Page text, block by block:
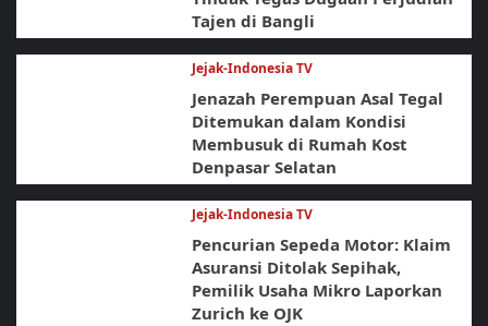
Tajen di Bangli
Jejak-Indonesia TV
Jenazah Perempuan Asal Tegal
Ditemukan dalam Kondisi
Membusuk di Rumah Kost
Denpasar Selatan
Jejak-Indonesia TV
Pencurian Sepeda Motor: Klaim
Asuransi Ditolak Sepihak,
Pemilik Usaha Mikro Laporkan
Zurich ke OJK